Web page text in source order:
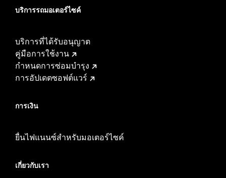
บริการรถมอเตอร์ไซค์​
บริการที่ได้รับอนุญาต
คู่มือการใช้งาน
กำหนดการซ่อมบำรุง
การอัปเดตซอฟต์แวร์
การเงิน
ยื่นไฟแนนซ์สำหรับมอเตอร์ไซค์
เกี่ยวกับเรา